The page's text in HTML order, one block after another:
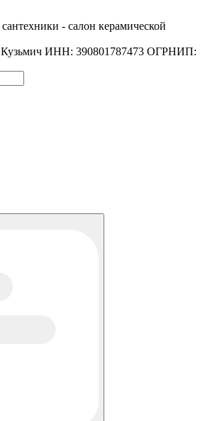
- салон керамической
ИНН: 390801787473 ОГРНИП: